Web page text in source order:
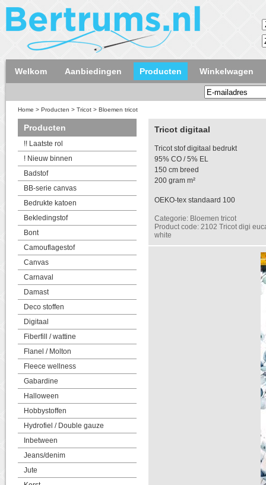
Welkom Aanbiedingen Producten Winkelwagen
Home > Producten > Tricot > Bloemen tricot
Producten
!! Laatste rol
! Nieuw binnen
Badstof
BB-serie canvas
Bedrukte katoen
Bekledingstof
Bont
Camouflagestof
Canvas
Carnaval
Damast
Deco stoffen
Digitaal
Fiberfill / wattine
Flanel / Molton
Fleece wellness
Gabardine
Halloween
Hobbystoffen
Hydrofiel / Double gauze
Inbetween
Jeans/denim
Jute
Tricot digitaal
Tricot stof digitaal bedrukt
95% CO / 5% EL
150 cm breed
200 gram m²
OEKO-tex standaard 100
Categorie: Bloemen tricot
Product code: 2102 Tricot digi
white